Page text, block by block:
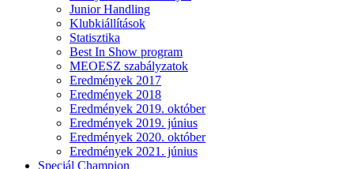
Junior Handling
Klubkiállítások
Statisztika
Best In Show program
MEOESZ szabályzatok
Eredmények 2017
Eredmények 2018
Eredmények 2019. október
Eredmények 2019. június
Eredmények 2020. október
Eredmények 2021. június
Speciál Champion